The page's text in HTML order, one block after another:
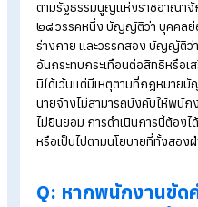
รู้จักโปรแกรม HR ขอ
โปรแกรมคำนวณเงิ
ระบบลงเวลาทำงาน
ทดลองใช้งานฟรี 30